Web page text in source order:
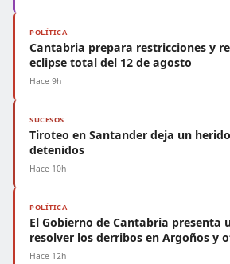
POLÍTICA
Cantabria prepara restricciones y
eclipse total del 12 de agosto
Hace 9h
SUCESOS
Tiroteo en Santander deja un
detenidos
Hace 10h
POLÍTICA
El Gobierno de Cantabria presenta
resolver los derribos en Argoños y
Hace 12h